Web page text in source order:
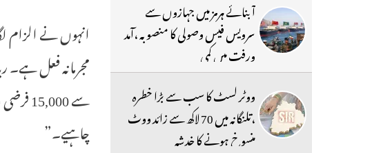
انہوں نے الزام
سے
چاہیے۔”
آبنائے ہرمز میں جہازوں سے
سرویس فیس وصولی کا منصوبہ ،آمد
ورفت میں کمی
ووٹر لسٹ کا سب سے بڑا خطرہ
،تلنگانہ میں 70 لاکھ سے زائد ووٹ
منسوخ ہونے کا خدشہ